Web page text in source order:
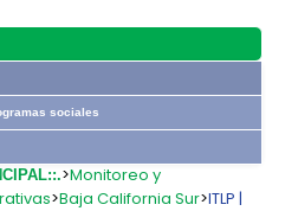
sociales
>Monitoreo y
>Baja California Sur>ITLP |